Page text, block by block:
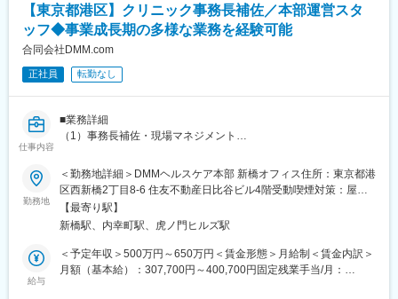
いただきます。
【訪問診療とは】
訪問診療とは、通院することが困難な患者さまのご自宅やお過ご
しになっている有料老人ホーム等の高齢者施設へ医師が伺い、計
変更の範囲：会社の定める業務
好な関係構築
・事務長との連携による組織運営全般のサポート
医療事務業務全般、レセプト請求、DX推進のためのシステム活
用・運用
■組織構成
医事課は正社員5名、アルバイト2名、派遣3名で構成されてお
■業務の魅力
組織運営や業務改善、DX推進など幅広い経験を積むことができ、
組織基盤強化に直接寄与できます。
■教育体制
OJTを中心に現場運営や業務フローを段階的に習得できる環境を
【東京都港区】クリニック事務長補佐／本部運営スタ
ッフ◆事業成長期の多様な業務を経験可能
合同会社DMM.com
正社員 転勤なし
仕事内容
■業務詳細
（1）事務長補佐・現場マネジメント
現場の空気感、スタッフのコンディション、院内の美化状態を直
接確認。
・本部施策の現場落とし込み
本部で決定した方針や新ルールの背景を説明し、現場で運用可能
な形まで伴走。
・現場困りごとの吸い上げと解消（ITインフラ対応含む）
スタッフの「やりづらさ」をヒアリングし、制度や環境の改善へ
繋げる。
勤務地
＜勤務地詳細＞DMMヘルスケア本部 新橋オフィス住所：東京都港
区西新橋2丁目8-6 住友不動産日比谷ビル4階受動喫煙対策：屋内
全面禁煙変更の範囲：会社の定める事業所（リモートワーク含
む）
【最寄り駅】
新橋駅、内幸町駅、虎ノ門ヒルズ駅
給与
＜予定年収＞500万円～650万円＜賃金形態＞月給制＜賃金内訳＞
月額（基本給）：307,700円～400,700円固定残業手当/月：